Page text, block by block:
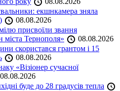
екшнкамера зняла
08.08.2026
присвоїли звання
Тернополя»
08.08.2026
скористався грантом і 15
08.08.2026
«Візіонер сучасної
08.08.2026
буде до 28 градусів тепла